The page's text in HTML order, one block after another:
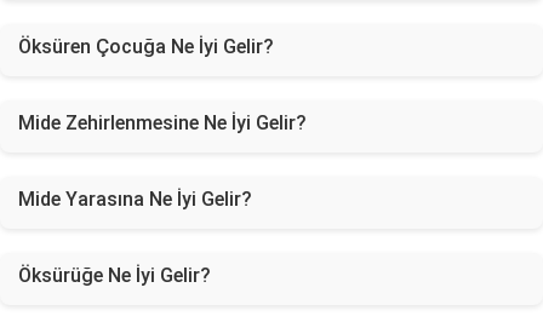
Öksüren Çocuğa Ne İyi Gelir?
Mide Zehirlenmesine Ne İyi Gelir?
Mide Yarasına Ne İyi Gelir?
Öksürüğe Ne İyi Gelir?